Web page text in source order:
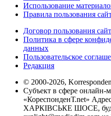
Использование
Правила пользования
Договор пользования
Политика в сфере
данных
Пользовательское
Редакция
© 2000-2026,
Субъект в сфере онлайн-
«КореспонденТ.net»
ХАРКІВСЬКЕ ШОСЕ,